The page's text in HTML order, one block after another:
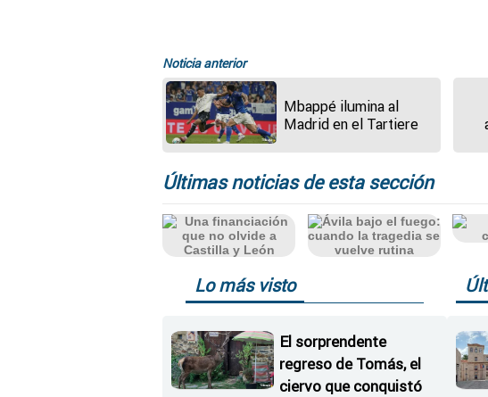
Noticia anterior
Mbappé ilumina al
Madrid en el Tartiere
Últimas noticias de esta sección
Lo más visto
El sorprendente
regreso de Tomás, el
ciervo que conquistó